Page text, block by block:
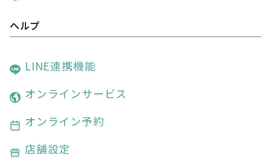
ヘルプ
LINE連携機能
オンラインサービス
オンライン予約
店舗設定